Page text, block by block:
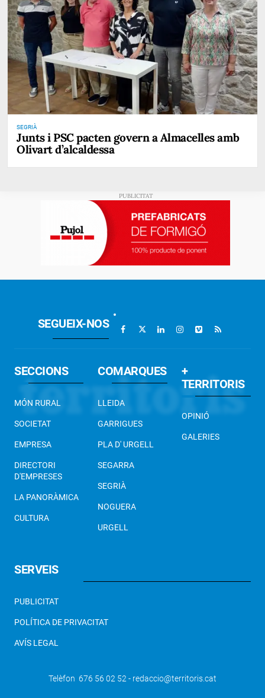
SEGRIÀ
Junts i PSC pacten govern a Almacelles amb
Olivart d’alcaldessa
SEGUEIX-NOS
SECCIONS
MÓN RURAL
SOCIETAT
EMPRESA
DIRECTORI
D'EMPRESES
LA PANORÀMICA
CULTURA
COMARQUES
LLEIDA
GARRIGUES
PLA D' URGELL
SEGARRA
SEGRIÀ
NOGUERA
URGELL
+
TERRITORIS
OPINIÓ
GALERIES
SERVEIS
PUBLICITAT
POLÍTICA DE PRIVACITAT
AVÍS LEGAL
Telèfon 676 56 02 52 - redaccio@territoris.cat